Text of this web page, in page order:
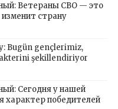
Ветераны СВО — это
изменит страну
Bugün gençlerimiz,
şekillendiriyor
Сегодня у нашей
характер победителей